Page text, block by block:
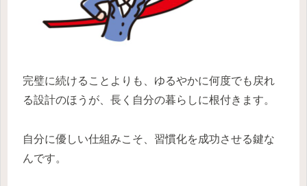
完璧に続けることよりも、ゆるやかに何度でも戻れ
る設計のほうが、長く自分の暮らしに根付きます。
自分に優しい仕組みこそ、習慣化を成功させる鍵な
んです。